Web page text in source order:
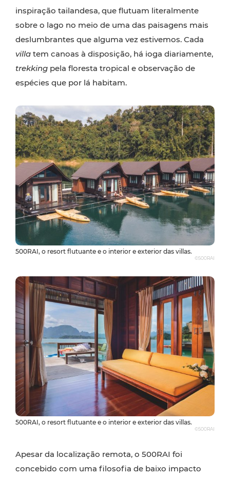
inspiração tailandesa, que flutuam literalmente
sobre o lago no meio de uma das paisagens mais
deslumbrantes que alguma vez estivemos. Cada
villa tem canoas à disposição, há ioga diariamente,
trekking pela floresta tropical e observação de
espécies que por lá habitam.
500RAI, o resort flutuante e o interior e exterior das villas.
©500RAI
500RAI, o resort flutuante e o interior e exterior das villas.
©500RAI
Apesar da localização remota, o 500RAI foi
concebido com uma filosofia de baixo impacto